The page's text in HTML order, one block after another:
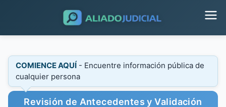
COMIENCE AQUÍ - Encuentre información pública de
cualquier persona
Revisión de Antecedentes y Validación